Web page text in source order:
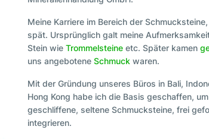
Meine Karriere im Bereich der
spät. Ursprünglich galt meine
Stein wie Trommelsteine etc. Später kamen
uns angebotene Schmuck waren.
Mit der Gründung unseres Büros in Bali,
Hong Kong habe ich die Basis geschaffen,
geschliffene, seltene Schmucksteine, frei
integrieren.